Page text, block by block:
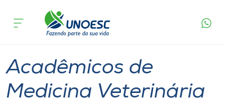
Cursos
Pesquisa
acontece
Acadêmicos de
Medicina Veterinária